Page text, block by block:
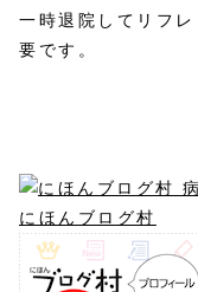
一時退院してリフ
要です。
にほんブログ村